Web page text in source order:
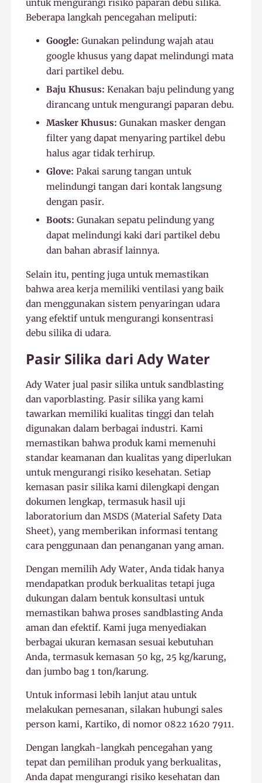
untuk mengurangi risiko paparan debu silika.
Beberapa langkah pencegahan meliputi:
Google: Gunakan pelindung wajah atau
google khusus yang dapat melindungi mata
dari partikel debu.
Baju Khusus: Kenakan baju pelindung yang
dirancang untuk mengurangi paparan debu.
Masker Khusus: Gunakan masker dengan
filter yang dapat menyaring partikel debu
halus agar tidak terhirup.
Glove: Pakai sarung tangan untuk
melindungi tangan dari kontak langsung
dengan pasir.
Boots: Gunakan sepatu pelindung yang
dapat melindungi kaki dari partikel debu
dan bahan abrasif lainnya.
Selain itu, penting juga untuk memastikan
bahwa area kerja memiliki ventilasi yang baik
dan menggunakan sistem penyaringan udara
yang efektif untuk mengurangi konsentrasi
debu silika di udara.
Pasir Silika dari Ady Water
Ady Water jual pasir silika untuk sandblasting
dan vaporblasting. Pasir silika yang kami
tawarkan memiliki kualitas tinggi dan telah
digunakan dalam berbagai industri. Kami
memastikan bahwa produk kami memenuhi
standar keamanan dan kualitas yang diperlukan
untuk mengurangi risiko kesehatan. Setiap
kemasan pasir silika kami dilengkapi dengan
dokumen lengkap, termasuk hasil uji
laboratorium dan MSDS (Material Safety Data
Sheet), yang memberikan informasi tentang
cara penggunaan dan penanganan yang aman.
Dengan memilih Ady Water, Anda tidak hanya
mendapatkan produk berkualitas tetapi juga
dukungan dalam bentuk konsultasi untuk
memastikan bahwa proses sandblasting Anda
aman dan efektif. Kami juga menyediakan
berbagai ukuran kemasan sesuai kebutuhan
Anda, termasuk kemasan 50 kg, 25 kg/karung,
dan jumbo bag 1 ton/karung.
Untuk informasi lebih lanjut atau untuk
melakukan pemesanan, silakan hubungi sales
person kami, Kartiko, di nomor 0822 1620 7911.
Dengan langkah-langkah pencegahan yang
tepat dan pemilihan produk yang berkualitas,
Anda dapat mengurangi risiko kesehatan dan